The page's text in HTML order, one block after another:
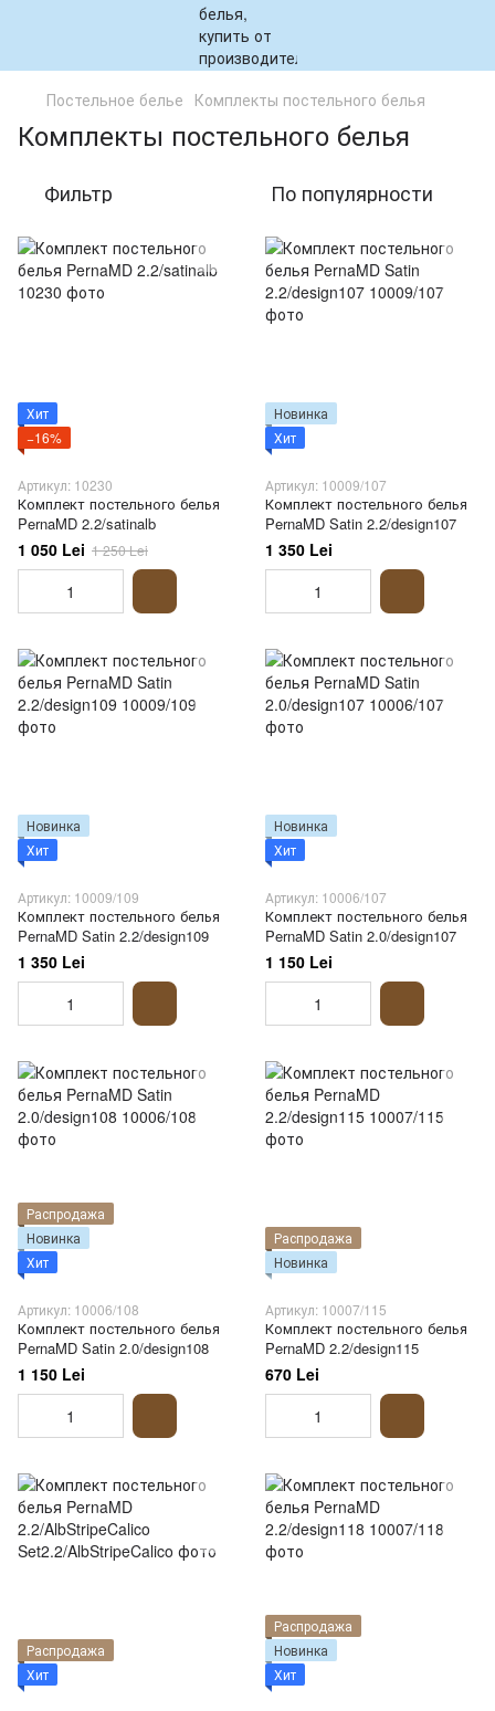
Постельное белье Комплекты постельного белья
Комплекты постельного белья
Фильтр По популярности
Хит
−16%
Артикул: 10230
Комплект постельного белья
PernaMD 2.2/satinalb
1 050 Lei 1 250 Lei
Новинка
Хит
Артикул: 10009/107
Комплект постельного белья
PernaMD Satin 2.2/design107
1 350 Lei
Новинка
Хит
Артикул: 10009/109
Комплект постельного белья
PernaMD Satin 2.2/design109
1 350 Lei
Новинка
Хит
Артикул: 10006/107
Комплект постельного белья
PernaMD Satin 2.0/design107
1 150 Lei
Распродажа
Новинка
Хит
Артикул: 10006/108
Комплект постельного белья
PernaMD Satin 2.0/design108
1 150 Lei
Распродажа
Новинка
Артикул: 10007/115
Комплект постельного белья
PernaMD 2.2/design115
670 Lei
Распродажа
Хит
Распродажа
Новинка
Хит